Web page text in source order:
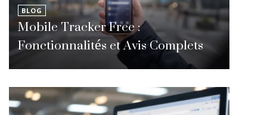
BLOG
Mobile Tracker Free :
Fonctionnalités et Avis Complets